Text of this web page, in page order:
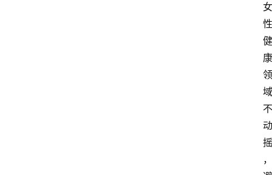
女
性
健
康
领
域
不
动
摇
，